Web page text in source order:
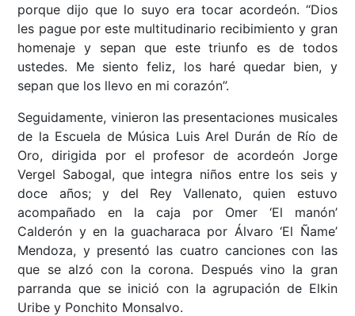
porque dijo que lo suyo era tocar acordeón. “Dios
les pague por este multitudinario recibimiento y gran
homenaje y sepan que este triunfo es de todos
ustedes. Me siento feliz, los haré quedar bien, y
sepan que los llevo en mi corazón”.
Seguidamente, vinieron las presentaciones musicales
de la Escuela de Música Luis Arel Durán de Río de
Oro, dirigida por el profesor de acordeón Jorge
Vergel Sabogal, que integra niños entre los seis y
doce años; y del Rey Vallenato, quien estuvo
acompañado en la caja por Omer ‘El manón’
Calderón y en la guacharaca por Álvaro ‘El Ñame’
Mendoza, y presentó las cuatro canciones con las
que se alzó con la corona. Después vino la gran
parranda que se inició con la agrupación de Elkin
Uribe y Ponchito Monsalvo.